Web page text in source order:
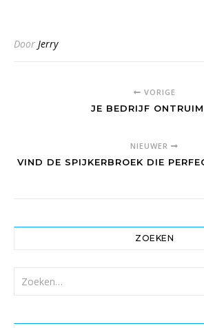
Door Jerry
VORIGE
JE BEDRIJF
NIEUWER
VIND DE SPIJKERBROEK DIE
ZOEKEN